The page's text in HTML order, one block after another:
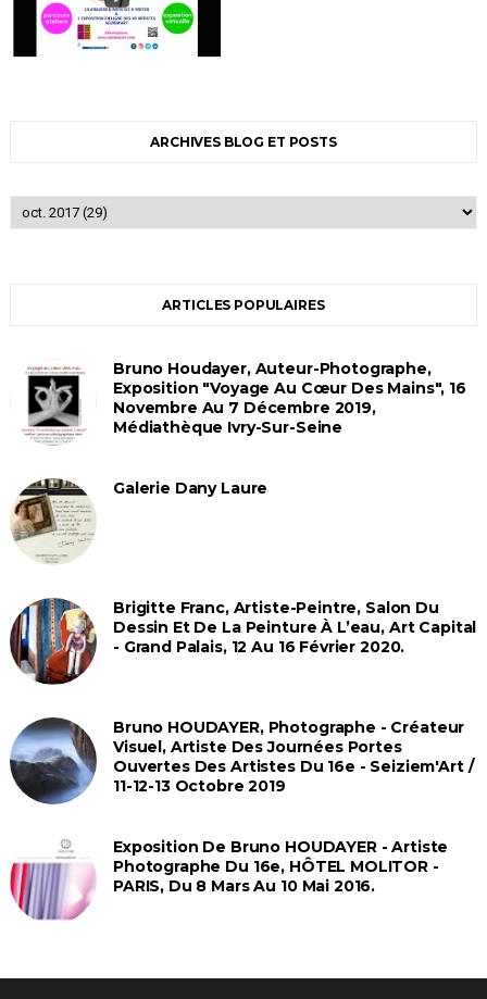
ARCHIVES BLOG ET POSTS
ARTICLES POPULAIRES
Bruno Houdayer, Auteur-Photographe,
Exposition "Voyage Au Cœur Des Mains", 16
Novembre Au 7 Décembre 2019,
Médiathèque Ivry-Sur-Seine
Galerie Dany Laure
Brigitte Franc, Artiste-Peintre, Salon Du
Dessin Et De La Peinture À L’eau, Art Capital
- Grand Palais, 12 Au 16 Février 2020.
Bruno HOUDAYER, Photographe - Créateur
Visuel, Artiste Des Journées Portes
Ouvertes Des Artistes Du 16e - Seiziem'Art /
11-12-13 Octobre 2019
Exposition De Bruno HOUDAYER - Artiste
Photographe Du 16e, HÔTEL MOLITOR -
PARIS, Du 8 Mars Au 10 Mai 2016.